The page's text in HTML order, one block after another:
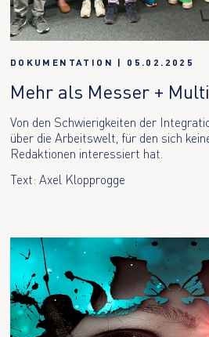
DOKUMENTATION | 05.02.2025
Mehr als Messer +
Von den Schwierigkeiten der
über die Arbeitswelt, für den sich
Redaktionen interessiert hat.
Text: Axel Klopprogge